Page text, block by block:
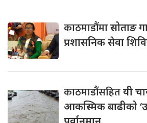
काठमाडौंमासोताङ
प्रशासनिक सेवा
काठमाडौंसहितयी
आकस्मिक बाढीको